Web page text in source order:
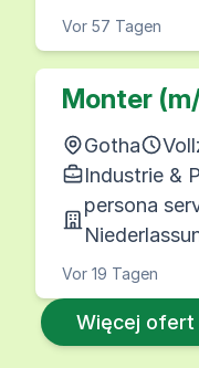
Vor 57 Tagen
Monter
Gotha
Industrie &
persona
Vor 19 Tagen
Więcej ofert